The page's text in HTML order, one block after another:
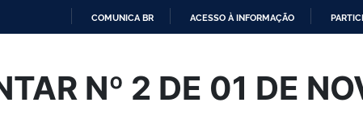
O
CONTEÚDO
COMUNICA BR ACESSO À INFORMAÇÃO
Nº 2 DE 01 DE